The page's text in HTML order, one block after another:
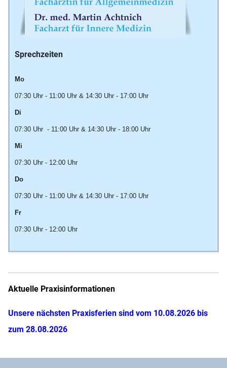
Sprechzeiten
Mo
07:30 Uhr - 11:00 Uhr & 14:30 Uhr - 17:00 Uhr
Di
07:30 Uhr - 11:00 Uhr & 14:30 Uhr - 18:00 Uhr
Mi
07:30 Uhr - 12:00 Uhr
Do
07:30 Uhr - 11:00 Uhr & 14:30 Uhr - 17:00 Uhr
Fr
07:30 Uhr - 12:00 Uhr
Aktuelle Praxisinformationen
Unsere nächsten Praxisferien sind vom 10.08.2026 bis
zum 28.08.2026